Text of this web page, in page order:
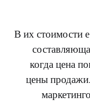
В их стоимости
когда цена
цены